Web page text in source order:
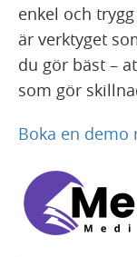
enkel och
är verktyget
du gör bäst –
som gör
Boka en demo